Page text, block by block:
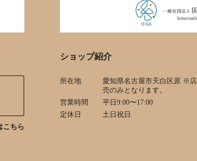
こちら
ショップ紹介
所在地
愛知県名古屋市天白区原 ※
売のみとなります。
営業時間
平日9:00〜17:00
定休日
土日祝日